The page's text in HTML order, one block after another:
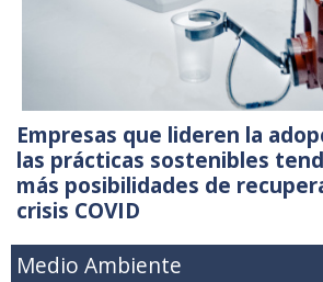
Empresas que lideren la
las prácticas sostenibles
más posibilidades de
crisis COVID
Medio Ambiente